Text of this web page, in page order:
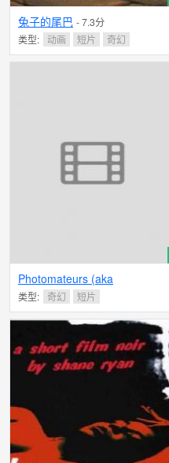
兔子的尾巴 - 7.3分
类型:
动画 短片 奇幻
Photomateurs (aka
Photograbber) - N/A分
类型: 奇幻 短片